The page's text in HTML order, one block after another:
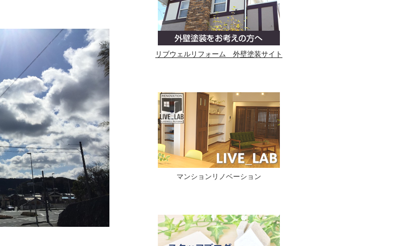
リブウェルリフォーム 外壁塗装サイト
マンションリノベーション